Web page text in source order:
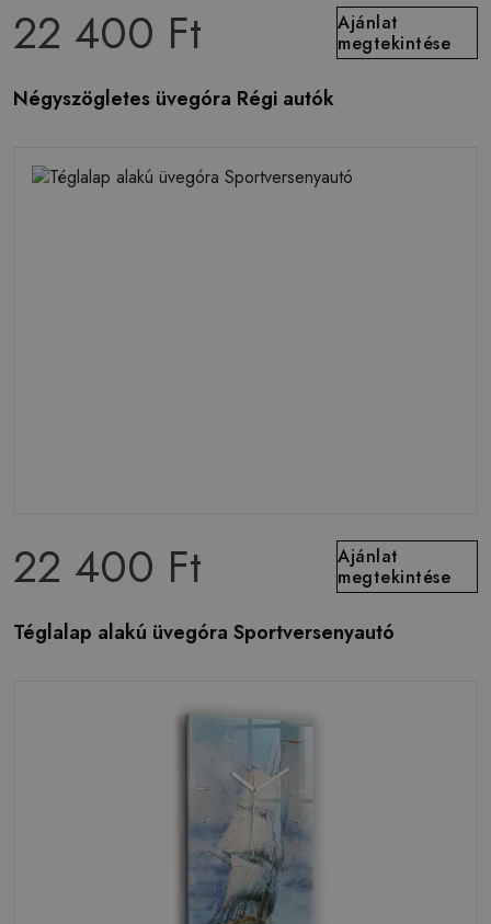
22 400 Ft
Ajánlat
megtekintése
Négyszögletes üvegóra Régi autók
22 400 Ft
Ajánlat
megtekintése
Téglalap alakú üvegóra Sportversenyautó